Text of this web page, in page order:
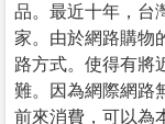
品。最近十年，台
家。由於網路購物
路方式。使得有將
難。因為網際網路
前來消費，可以為